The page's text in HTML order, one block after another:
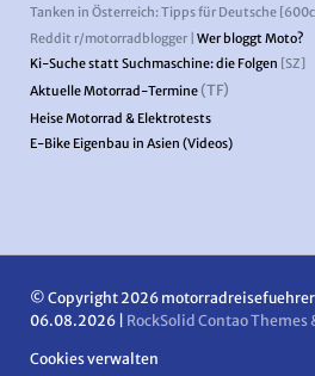
Tanken in Österreich: Tipps für Deutsche
Reddit r/motorradblogger | Wer bloggt Moto?
Ki-Suche statt Suchmaschine: die Folgen [SZ]
Aktuelle Motorrad-Termine(TF)
Heise Motorrad & Elektrotests
E-Bike Eigenbau in Asien (Videos)
© Copyright 2026
06.08.2026 | RockSolid Contao Themes
Cookies verwalten